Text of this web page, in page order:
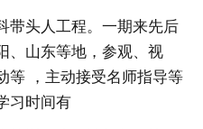
带头人工程。一期来先后
、山东等地，参观、视
等 ，主动接受名师指导等
习时间有